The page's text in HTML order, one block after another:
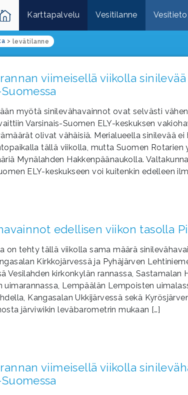
Karttapalvelu Vesitilanne Vesitieto
> levätilanne
viimeisellä viikolla
myötä sinilevähavainnot ovat selvästi
Varsinais-Suomen ELY-keskuksen
olivat vähäisiä. Merialueella sinilevää
tällä viikolla, mutta Suomen
Mynälahden Hakkenpäänaukolla.
ELY-keskukseen voi kuitenkin edelleen
edellisen viikon tasolla
on tehty tällä viikolla sama määrä
Kirkkojärvessä ja Pyhäjärven
Vesilahden kirkonkylän rannassa, Sastamalan
uimarannassa, Lempäälän Lempoisten
Kangasalan Ukkijärvessä sekä
järviwikin leväbarometrin mukaan […]
viimeisellä viikolla